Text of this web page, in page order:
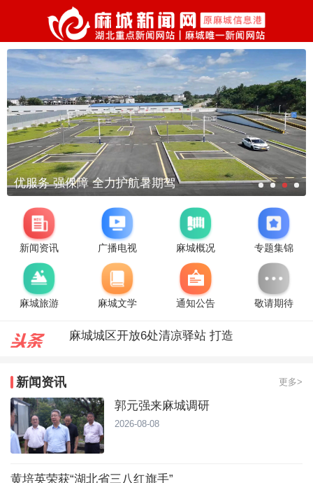
优服务 强保障 全力护航暑期驾
新闻资讯 广播电视 麻城概况 专题集锦
麻城旅游 麻城文学 通知公告 敬请期待
郭元强来麻城调研
麻城城区开放6处清凉驿站 打造
新闻资讯 更多>
郭元强来麻城调研
2026-08-08
黄培英荣获“湖北省三八红旗手”